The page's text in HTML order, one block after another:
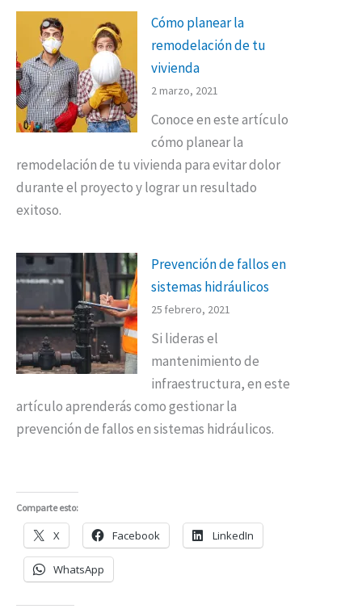
Cómo planear la
remodelación de tu
vivienda
2 marzo, 2021
Conoce en este artículo
cómo planear la
remodelación de tu vivienda para evitar dolor
durante el proyecto y lograr un resultado
exitoso.
Prevención de fallos en
sistemas hidráulicos
25 febrero, 2021
Si lideras el
mantenimiento de
infraestructura, en este
artículo aprenderás como gestionar la
prevención de fallos en sistemas hidráulicos.
Comparte esto:
X Facebook LinkedIn
WhatsApp